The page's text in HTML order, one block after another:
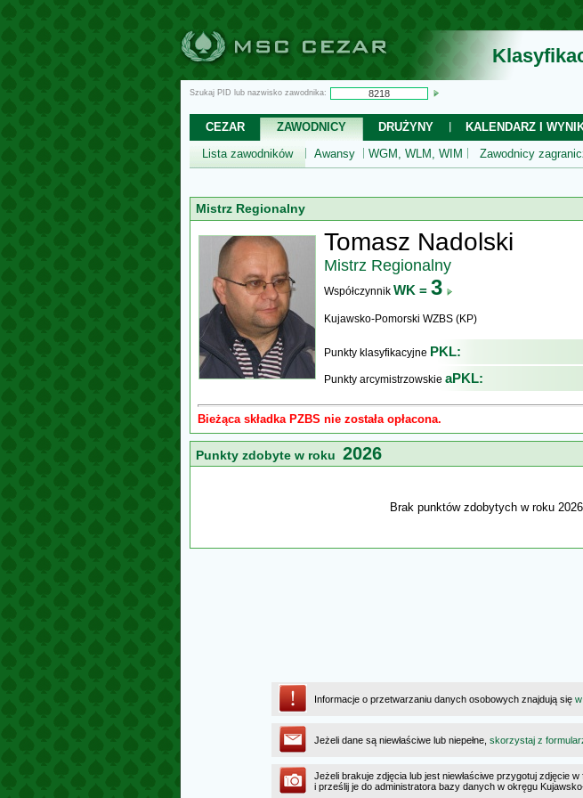
Szukaj PID lub nazwisko zawodnika:
CEZAR ZAWODNICY DRUŻYNY KALENDARZ I
Lista zawodników
Awansy WGM, WLM, WIM Zawodnicy
Mistrz Regionalny
Tomasz Nadolski
Mistrz Regionalny
Współczynnik WK = 3
Kujawsko-Pomorski WZBS (KP)
Punkty klasyfikacyjne PKL:
Punkty arcymistrzowskie aPKL:
Bieżąca składka PZBS nie została opłacona.
Punkty zdobyte w roku 2026
Brak punktów zdobytych w roku
Informacje o przetwarzaniu danych osobowych znajdują się
Jeżeli dane są niewłaściwe lub niepełne, skorzystaj z
Jeżeli brakuje zdjęcia lub jest niewłaściwe przygotuj zdjęcie
i prześlij je do administratora bazy danych w okręgu